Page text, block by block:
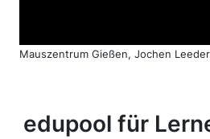
Mauszentrum Gießen, Jochen Leeder
edupool für